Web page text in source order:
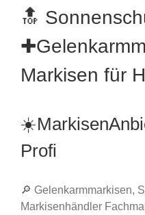
🔝
Markisen für
Profi
🔎 Gelenkarmmarkisen,
Markisenhändler